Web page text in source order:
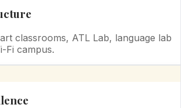
classrooms, ATL Lab, language lab
Fi campus.